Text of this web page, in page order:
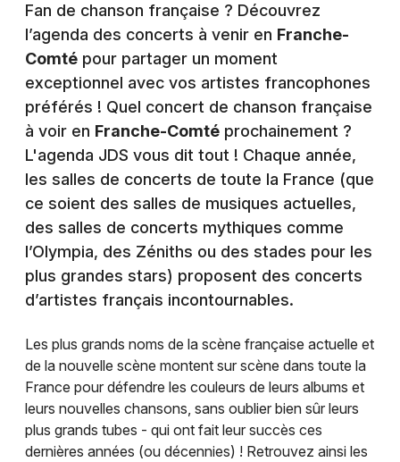
Fan de chanson française ? Découvrez
l’agenda des concerts à venir en Franche-
Comté pour partager un moment
exceptionnel avec vos artistes francophones
préférés ! Quel concert de chanson française
à voir en Franche-Comté prochainement ?
L'agenda JDS vous dit tout ! Chaque année,
les salles de concerts de toute la France (que
ce soient des salles de musiques actuelles,
des salles de concerts mythiques comme
l’Olympia, des Zéniths ou des stades pour les
plus grandes stars) proposent des concerts
d’artistes français incontournables.
Les plus grands noms de la scène française actuelle et
de la nouvelle scène montent sur scène dans toute la
France pour défendre les couleurs de leurs albums et
leurs nouvelles chansons, sans oublier bien sûr leurs
plus grands tubes - qui ont fait leur succès ces
dernières années (ou décennies) ! Retrouvez ainsi les